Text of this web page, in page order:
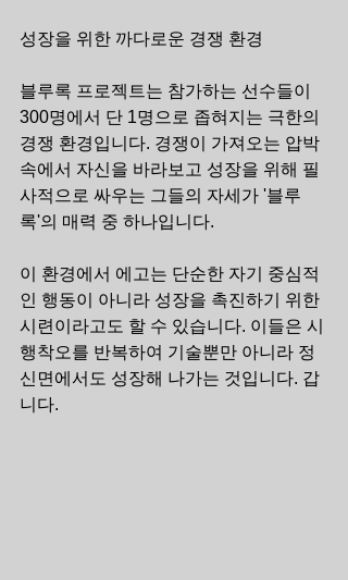
성장을 위한 까다로운 경쟁 환경
블루록 프로젝트는 참가하는 선수들이
300명에서 단 1명으로 좁혀지는 극한의
경쟁 환경입니다. 경쟁이 가져오는 압박
속에서 자신을 바라보고 성장을 위해 필
사적으로 싸우는 그들의 자세가 '블루
록'의 매력 중 하나입니다.
이 환경에서 에고는 단순한 자기 중심적
인 행동이 아니라 성장을 촉진하기 위한
시련이라고도 할 수 있습니다. 이들은 시
행착오를 반복하여 기술뿐만 아니라 정
신면에서도 성장해 나가는 것입니다. 갑
니다.